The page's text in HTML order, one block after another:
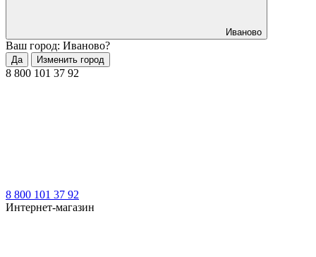
Иваново
Ваш город: Иваново?
Да Изменить город
8 800 101 37 92
8 800 101 37 92
Интернет-магазин